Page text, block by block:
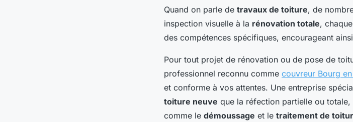
Quand on parle de travaux de toiture, de
inspection visuelle à la rénovation totale,
des compétences spécifiques, encourageant
Pour tout projet de rénovation ou de pose de
professionnel reconnu comme couvreur Bourg
et conforme à vos attentes. Une entreprise
toiture neuve que la réfection partielle ou totale,
comme le démoussage et le traitement de